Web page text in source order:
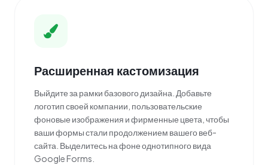
Расширенная кастомизация
Выйдите за рамки базового дизайна. Добавьте
логотип своей компании, пользовательские
фоновые изображения и фирменные цвета, чтобы
ваши формы стали продолжением вашего веб-
сайта. Выделитесь на фоне однотипного вида
Google Forms.